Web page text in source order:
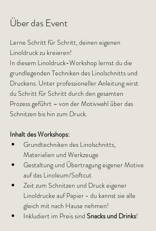
Über das Event
Lerne Schritt für Schritt, deinen eigenen
Linoldruck zu kreieren!
In diesem Linoldruck-Workshop lernst du die
grundlegenden Techniken des Linolschnitts und
Druckens. Unter professioneller Anleitung wirst
du Schritt für Schritt durch den gesamten
Prozess geführt – von der Motivwahl über das
Schnitzen bis hin zum Druck.
Inhalt des Workshops:
Grundtechniken des Linolschnitts,
Materialien und Werkzeuge
Gestaltung und Übertragung eigener Motive
auf das Linoleum/Softcut
Zeit zum Schnitzen und Druck eigener
Linoldrucke auf Papier - du kannst sie alle
gleich mit nach Hause nehmen!
Inkludiert im Preis sind Snacks und Drinks!